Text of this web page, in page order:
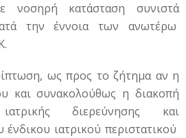
νοσηρή κατάσταση συνιστά
την έννοια των ανωτέρω
ως προς το ζήτημα αν η
και συνακολούθως η διακοπή
διερεύνησης και
ιατρικού περιστατικού